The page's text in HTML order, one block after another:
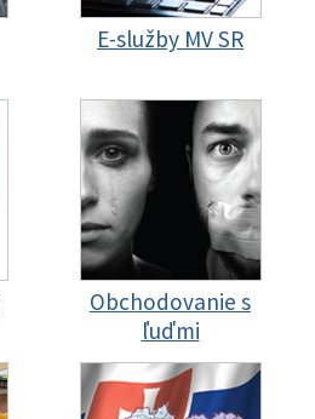
E-služby MV SR
Obchodovanie s
ľuďmi